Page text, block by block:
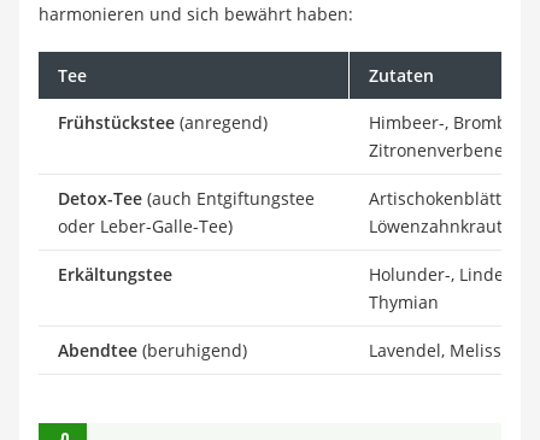
harmonieren und sich bewährt haben:
Tee Zutaten
Frühstückstee (anregend)
Himbeer-,
Zitronenverbene,
Detox-Tee (auch Entgiftungstee
oder Leber-Galle-Tee)
Artischokenblätter,
Löwenzahnkraut,
Erkältungstee
Holunder-, Linden-
Thymian
Abendtee (beruhigend) Lavendel, Melisse,